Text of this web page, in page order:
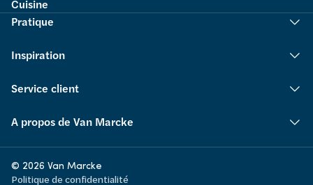
Cuisine
Pratique
Inspiration
Service client
A propos de Van Marcke
© 2026 Van Marcke
Politique de confidentialité